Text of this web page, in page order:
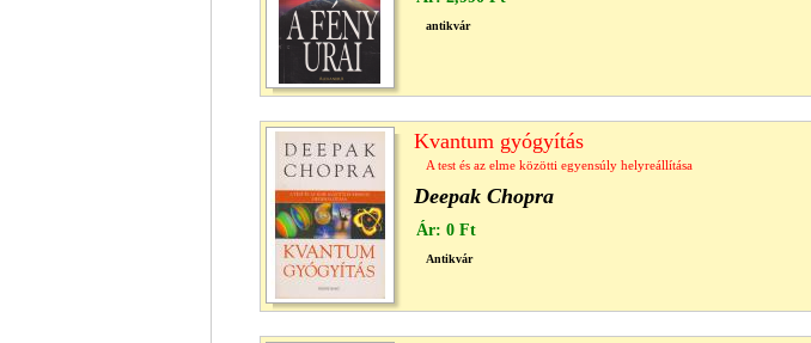
antikvár
Kvantum gyógyítás
A test és az elme közötti egyensúly helyreállítása
Deepak Chopra
Ár: 0 Ft
Antikvár